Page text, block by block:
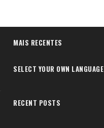
MAIS RECENTES
SELECT YOUR OWN LANGUAGE
RECENT POSTS